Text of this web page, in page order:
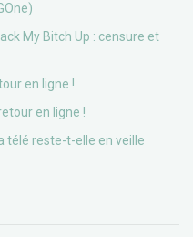
My Bitch Up : censure et
en ligne !
en ligne !
télé reste-t-elle en veille